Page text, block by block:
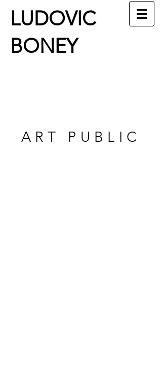
LUDOVIC
BONEY
ART PUBLIC